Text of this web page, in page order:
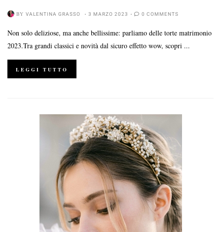
BY VALENTINA GRASSO 3 MARZO 2023 0 COMMENTS
Non solo deliziose, ma anche bellissime: parliamo delle torte matrimonio
2023.Tra grandi classici e novità dal sicuro effetto wow, scopri ...
LEGGI TUTTO